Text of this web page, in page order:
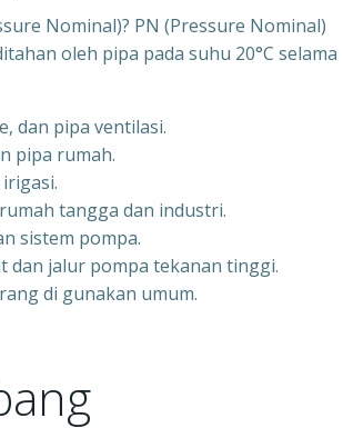
Nominal)? PN (Pressure Nominal)
oleh pipa pada suhu 20°C selama
dan pipa ventilasi.
pipa rumah.
tangga dan industri.
sistem pompa.
dan jalur pompa tekanan tinggi.
di gunakan umum.